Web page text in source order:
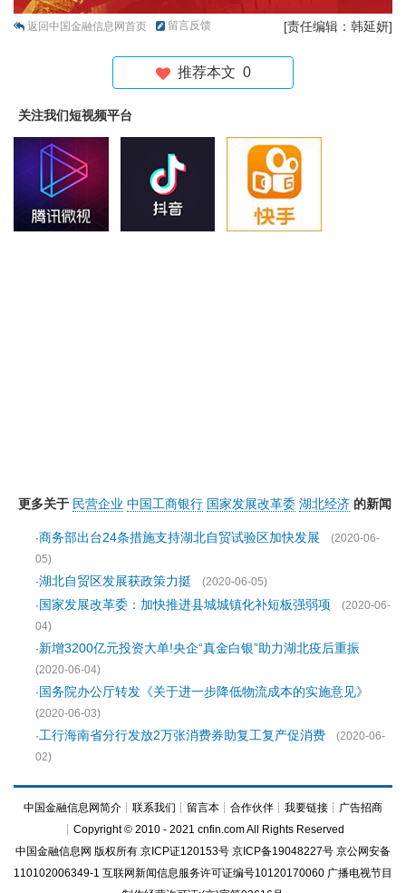
返回中国金融信息网首页 留言反馈 [责任编辑：韩延妍]
推荐本文 0
关注我们短视频平台
更多关于 民营企业 中国工商银行 国家发展改革委 湖北经济 的新闻
·商务部出台24条措施支持湖北自贸试验区加快发展
(2020-06-
05)
·湖北自贸区发展获政策力挺
(2020-06-05)
·国家发展改革委：加快推进县城城镇化补短板强弱项
(2020-06-
04)
·新增3200亿元投资大单!央企“真金白银”助力湖北疫后重振
(2020-06-04)
·国务院办公厅转发《关于进一步降低物流成本的实施意见》
(2020-06-03)
·工行海南省分行发放2万张消费券助复工复产促消费
(2020-06-
02)
中国金融信息网简介 ┊ 联系我们 ┊ 留言本 ┊ 合作伙伴 ┊ 我要链接 ┊ 广告招商
┊Copyright © 2010 - 2021 cnfin.com All Rights Reserved
中国金融信息网 版权所有 京ICP证120153号 京ICP备19048227号 京公网安备
110102006349-1 互联网新闻信息服务许可证编号10120170060 广播电视节目